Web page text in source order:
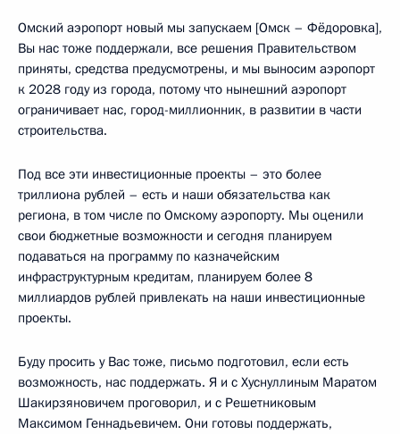
Омский аэропорт новый мы запускаем [Омск – Фёдоровка],
Вы нас тоже поддержали, все решения Правительством
приняты, средства предусмотрены, и мы выносим аэропорт
к 2028 году из города, потому что нынешний аэропорт
ограничивает нас, город-миллионник, в развитии в части
строительства.
Под все эти инвестиционные проекты – это более
триллиона рублей – есть и наши обязательства как
региона, в том числе по Омскому аэропорту. Мы оценили
свои бюджетные возможности и сегодня планируем
подаваться на программу по казначейским
инфраструктурным кредитам, планируем более 8
миллиардов рублей привлекать на наши инвестиционные
проекты.
Буду просить у Вас тоже, письмо подготовил, если есть
возможность, нас поддержать. Я и с Хуснуллиным Маратом
Шакирзяновичем проговорил, и с Решетниковым
Максимом Геннадьевичем. Они готовы поддержать,